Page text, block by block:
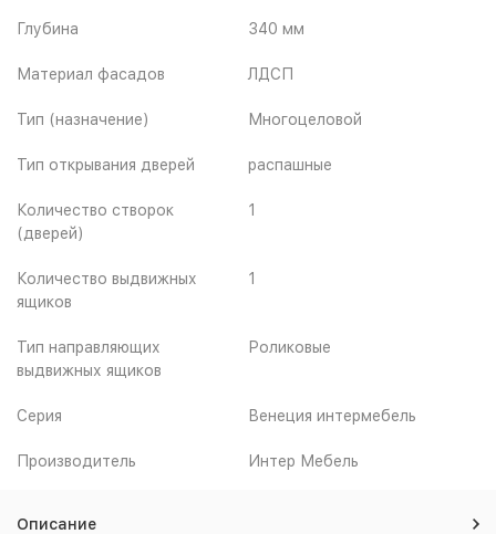
Глубина 340 мм
Материал фасадов ЛДСП
Тип (назначение) Многоцеловой
Тип открывания дверей распашные
Количество створок
(дверей)
1
Количество выдвижных
ящиков
1
Тип направляющих
выдвижных ящиков
Роликовые
Серия Венеция интермебель
Производитель Интер Мебель
Описание